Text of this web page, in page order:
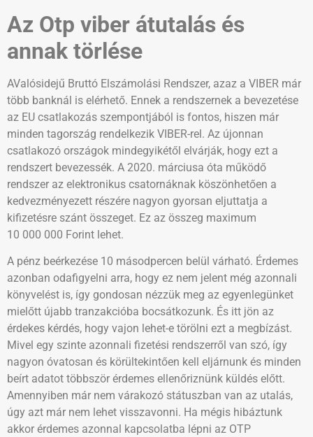
Az Otp viber átutalás és
annak törlése
AValósidejű Bruttó Elszámolási Rendszer, azaz a VIBER már
több banknál is elérhető. Ennek a rendszernek a bevezetése
az EU csatlakozás szempontjából is fontos, hiszen már
minden tagország rendelkezik VIBER-rel. Az újonnan
csatlakozó országok mindegyikétől elvárják, hogy ezt a
rendszert bevezessék. A 2020. márciusa óta működő
rendszer az elektronikus csatornáknak köszönhetően a
kedvezményezett részére nagyon gyorsan eljuttatja a
kifizetésre szánt összeget. Ez az összeg maximum
10 000 000 Forint lehet.
A pénz beérkezése 10 másodpercen belül várható. Érdemes
azonban odafigyelni arra, hogy ez nem jelent még azonnali
könyvelést is, így gondosan nézzük meg az egyenlegünket
mielőtt újabb tranzakcióba bocsátkozunk. És itt jön az
érdekes kérdés, hogy vajon lehet-e törölni ezt a megbízást.
Mivel egy szinte azonnali fizetési rendszerről van szó, így
nagyon óvatosan és körültekintően kell eljárnunk és minden
beírt adatot többször érdemes ellenőriznünk küldés előtt.
Amennyiben már nem várakozó státuszban van az utalás,
úgy azt már nem lehet visszavonni. Ha mégis hibáztunk
akkor érdemes azonnal kapcsolatba lépni az OTP